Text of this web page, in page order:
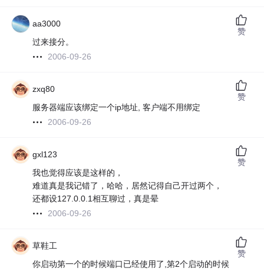
aa3000
过来接分。
2006-09-26
赞
zxq80
服务器端应该绑定一个ip地址, 客户端不用绑定
2006-09-26
赞
gxl123
我也觉得应该是这样的，
难道真是我记错了，哈哈，居然记得自己开过两个，
还都设127.0.0.1相互聊过，真是晕
2006-09-26
赞
草鞋工
你启动第一个的时候端口已经使用了,第2个启动的时候
赞